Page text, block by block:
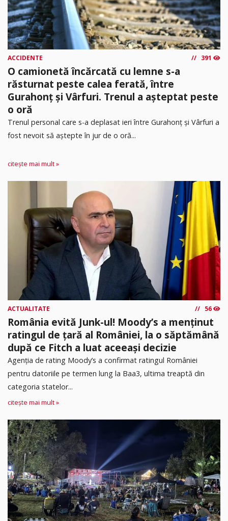
ACCIDENTE 391
O camionetă încărcată cu lemne s-a
răsturnat peste calea ferată, între
Gurahonț și Vârfuri. Trenul a așteptat peste
o oră
Trenul personal care s-a deplasat ieri între Gurahonț și Vârfuri a
fost nevoit să aștepte în jur de o oră...
citește mai mult »
ACTUALITATE 56
România evită Junk-ul! Moody’s a menținut
ratingul de țară al României, la o săptămână
după ce Fitch a luat aceeași decizie
Agenția de rating Moody’s a confirmat ratingul României
pentru datoriile pe termen lung la Baa3, ultima treaptă din
categoria statelor...
citește mai mult »